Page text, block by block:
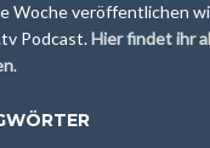
Woche veröffentlichen
Podcast. Hier findet ihr
.